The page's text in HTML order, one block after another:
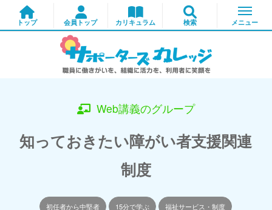
Web講義のグループ
知っておきたい障がい者支援関連
制度
初任者から中堅者 15分で学ぶ 福祉サービス・制度